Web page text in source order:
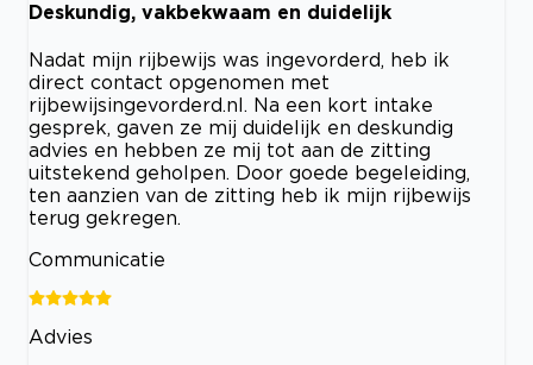
Deskundig, vakbekwaam en duidelijk
Nadat mijn rijbewijs was ingevorderd, heb ik
direct contact opgenomen met
rijbewijsingevorderd.nl. Na een kort intake
gesprek, gaven ze mij duidelijk en deskundig
advies en hebben ze mij tot aan de zitting
uitstekend geholpen. Door goede begeleiding,
ten aanzien van de zitting heb ik mijn rijbewijs
terug gekregen.
Communicatie
Advies